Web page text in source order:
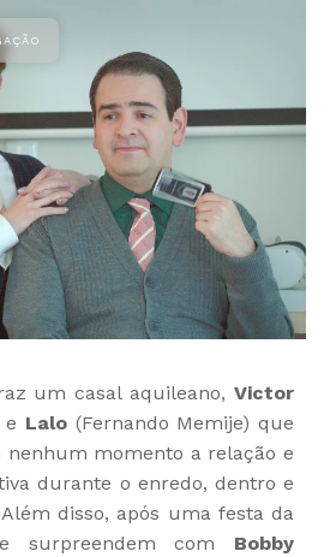
um casal aquileano, Victor
e Lalo (Fernando Memije) que
nenhum momento a relação e
durante o enredo, dentro e
disso, após uma festa da
surpreendem com Bobby